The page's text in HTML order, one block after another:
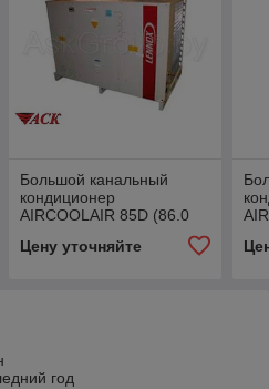
Большой канальный
кондиционер
AIRCOOLAIR 85D (86.0
Цену уточняйте
год